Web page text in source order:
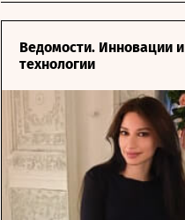
Ведомости. Инновации и
технологии